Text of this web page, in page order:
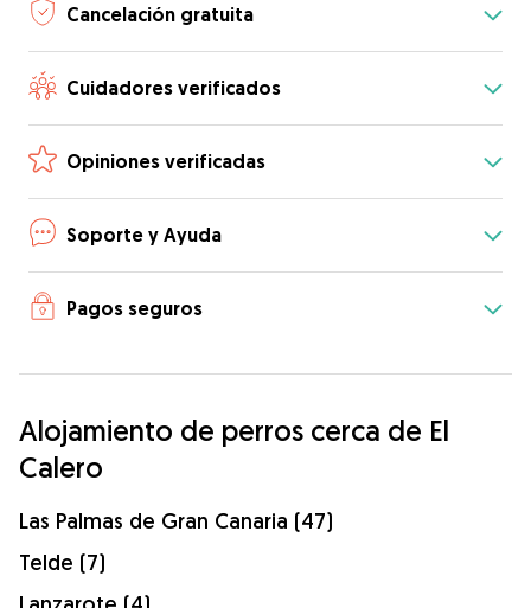
Cancelación gratuita
Cuidadores verificados
Opiniones verificadas
Soporte y Ayuda
Pagos seguros
Alojamiento de perros cerca de El
Calero
Las Palmas de Gran Canaria (47)
Telde (7)